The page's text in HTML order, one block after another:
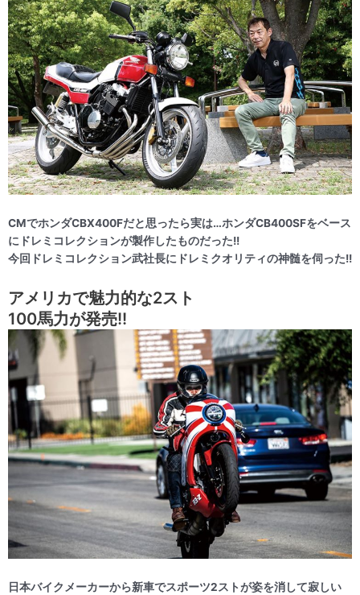
CMでホンダCBX400Fだと思ったら実は…ホンダCB400SFをベース
にドレミコレクションが製作したものだった!!
今回ドレミコレクション武社長にドレミクオリティの神髄を伺った!!
アメリカで魅力的な2スト
100馬力が発売!!
日本バイクメーカーから新車でスポーツ2ストが姿を消して寂しい